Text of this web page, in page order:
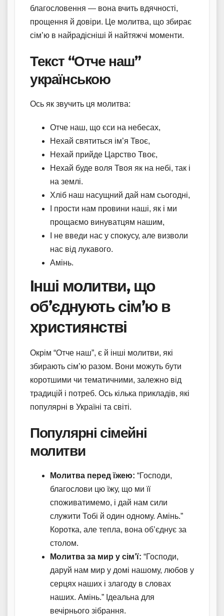
благословення — вона вчить вдячності,
прощення й довіри. Це молитва, що збирає
сім’ю в найрадісніші й найтяжчі моменти.
Текст “Отче наш”
українською
Ось як звучить ця молитва:
Отче наш, що єси на небесах,
Нехай святиться ім’я Твоє,
Нехай прийде Царство Твоє,
Нехай буде воля Твоя як на небі, так і
на землі.
Хліб наш насущний дай нам сьогодні,
І прости нам провини наші, як і ми
прощаємо винуватцям нашим,
І не введи нас у спокусу, але визволи
нас від лукавого.
Амінь.
Інші молитви, що
об’єднують сім’ю в
християнстві
Окрім “Отче наш”, є й інші молитви, які
збирають сім’ю разом. Вони можуть бути
коротшими чи тематичними, залежно від
традицій і потреб. Ось кілька прикладів, які
популярні в Україні та світі.
Популярні сімейні
молитви
Молитва перед їжею: “Господи,
благослови цю їжу, що ми її
споживатимемо, і дай нам сили
служити Тобі й один одному. Амінь.”
Коротка, але тепла, вона об’єднує за
столом.
Молитва за мир у сім’ї: “Господи,
даруй нам мир у домі нашому, любов у
серцях наших і злагоду в словах
наших. Амінь.” Ідеальна для
вечірнього зібрання.